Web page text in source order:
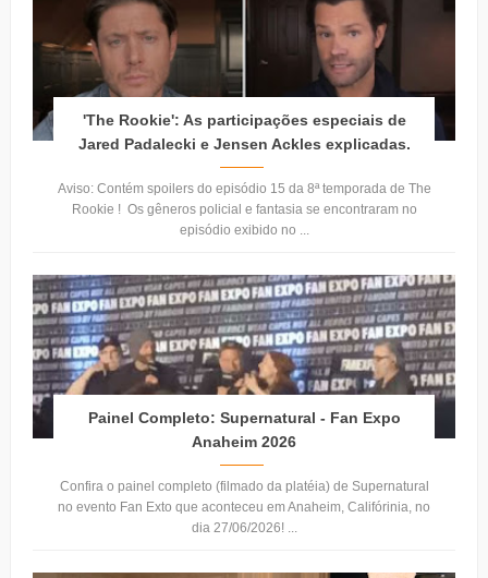
'The Rookie': As participações especiais de
Jared Padalecki e Jensen Ackles explicadas.
Aviso: Contém spoilers do episódio 15 da 8ª temporada de The
Rookie ! Os gêneros policial e fantasia se encontraram no
episódio exibido no ...
Painel Completo: Supernatural - Fan Expo
Anaheim 2026
Confira o painel completo (filmado da platéia) de Supernatural
no evento Fan Exto que aconteceu em Anaheim, Califórinia, no
dia 27/06/2026! ...